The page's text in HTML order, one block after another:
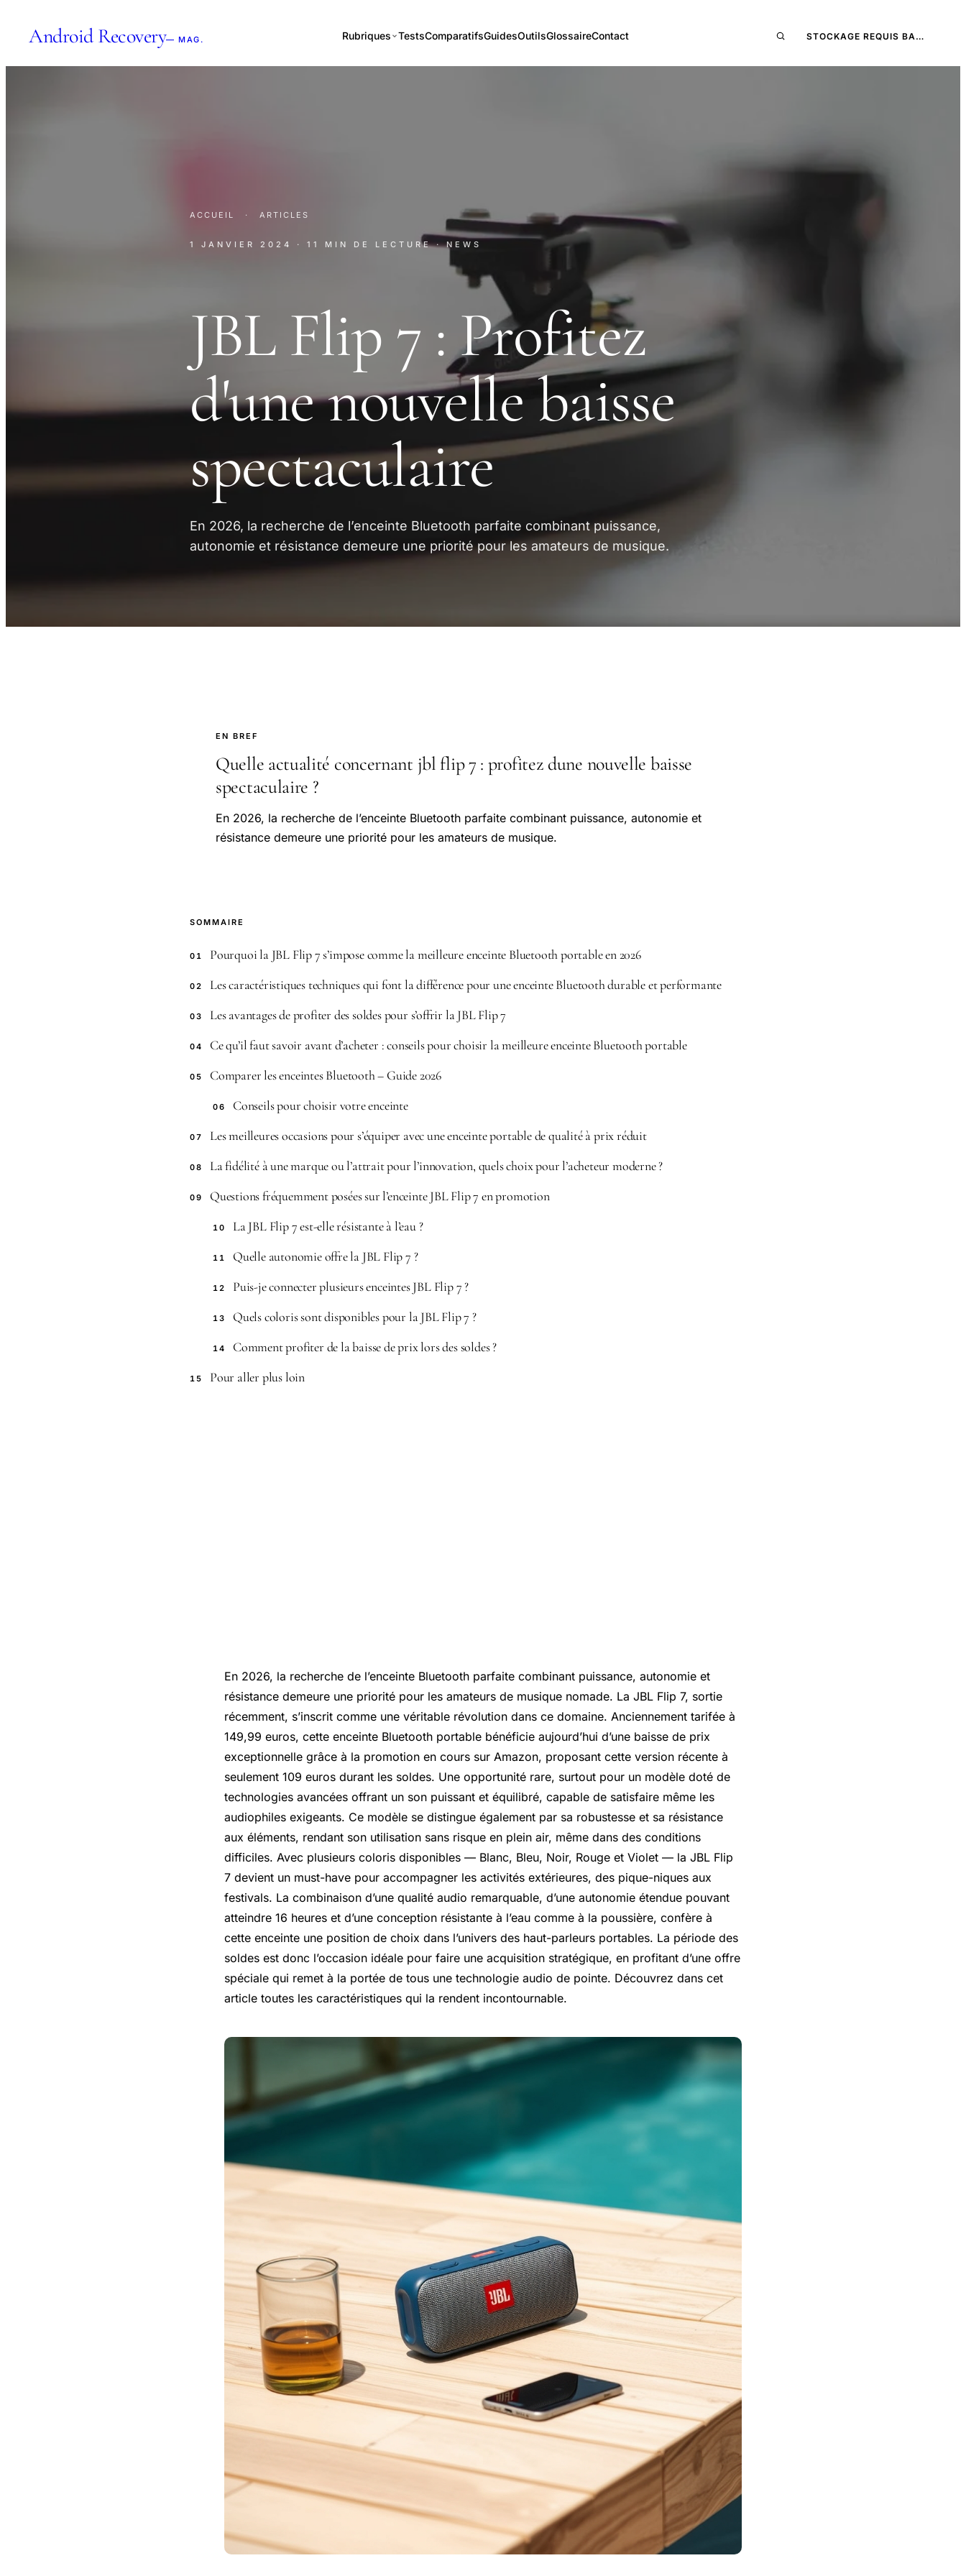
Android Recovery— MAG. Rubriques TestsComparatifsGuidesOutilsGlossaireContact STOCKAGE REQUIS BA…
ACCUEIL · ARTICLES
1 JANVIER 2024 · 11 MIN DE LECTURE · NEWS
JBL Flip 7 : Profitez
d'une nouvelle baisse
spectaculaire
En 2026, la recherche de l’enceinte Bluetooth parfaite combinant puissance,
autonomie et résistance demeure une priorité pour les amateurs de musique.
EN BREF
Quelle actualité concernant jbl flip 7 : profitez dune nouvelle baisse
spectaculaire ?
En 2026, la recherche de l’enceinte Bluetooth parfaite combinant puissance, autonomie et
résistance demeure une priorité pour les amateurs de musique.
SOMMAIRE
01 Pourquoi la JBL Flip 7 s’impose comme la meilleure enceinte Bluetooth portable en 2026
02 Les caractéristiques techniques qui font la différence pour une enceinte Bluetooth durable et performante
03 Les avantages de profiter des soldes pour s’offrir la JBL Flip 7
04 Ce qu’il faut savoir avant d’acheter : conseils pour choisir la meilleure enceinte Bluetooth portable
05 Comparer les enceintes Bluetooth – Guide 2026
06 Conseils pour choisir votre enceinte
07 Les meilleures occasions pour s’équiper avec une enceinte portable de qualité à prix réduit
08 La fidélité à une marque ou l’attrait pour l’innovation, quels choix pour l’acheteur moderne ?
09 Questions fréquemment posées sur l’enceinte JBL Flip 7 en promotion
10 La JBL Flip 7 est-elle résistante à l’eau ?
11 Quelle autonomie offre la JBL Flip 7 ?
12 Puis-je connecter plusieurs enceintes JBL Flip 7 ?
13 Quels coloris sont disponibles pour la JBL Flip 7 ?
14 Comment profiter de la baisse de prix lors des soldes ?
15 Pour aller plus loin
En 2026, la recherche de l’enceinte Bluetooth parfaite combinant puissance, autonomie et
résistance demeure une priorité pour les amateurs de musique nomade. La JBL Flip 7, sortie
récemment, s’inscrit comme une véritable révolution dans ce domaine. Anciennement tarifée à
149,99 euros, cette enceinte Bluetooth portable bénéficie aujourd’hui d’une baisse de prix
exceptionnelle grâce à la promotion en cours sur Amazon, proposant cette version récente à
seulement 109 euros durant les soldes. Une opportunité rare, surtout pour un modèle doté de
technologies avancées offrant un son puissant et équilibré, capable de satisfaire même les
audiophiles exigeants. Ce modèle se distingue également par sa robustesse et sa résistance
aux éléments, rendant son utilisation sans risque en plein air, même dans des conditions
difficiles. Avec plusieurs coloris disponibles — Blanc, Bleu, Noir, Rouge et Violet — la JBL Flip
7 devient un must-have pour accompagner les activités extérieures, des pique-niques aux
festivals. La combinaison d’une qualité audio remarquable, d’une autonomie étendue pouvant
atteindre 16 heures et d’une conception résistante à l’eau comme à la poussière, confère à
cette enceinte une position de choix dans l’univers des haut-parleurs portables. La période des
soldes est donc l’occasion idéale pour faire une acquisition stratégique, en profitant d’une offre
spéciale qui remet à la portée de tous une technologie audio de pointe. Découvrez dans cet
article toutes les caractéristiques qui la rendent incontournable.